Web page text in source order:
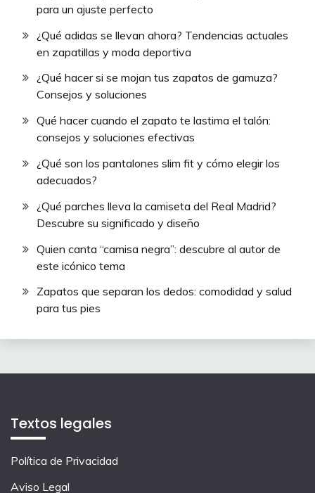
para un ajuste perfecto
¿Qué adidas se llevan ahora? Tendencias actuales
en zapatillas y moda deportiva
¿Qué hacer si se mojan tus zapatos de gamuza?
Consejos y soluciones
Qué hacer cuando el zapato te lastima el talón:
consejos y soluciones efectivas
¿Qué son los pantalones slim fit y cómo elegir los
adecuados?
¿Qué parches lleva la camiseta del Real Madrid?
Descubre su significado y diseño
Quien canta “camisa negra”: descubre al autor de
este icónico tema
Zapatos que separan los dedos: comodidad y salud
para tus pies
Textos legales
Política de Privacidad
Aviso Legal